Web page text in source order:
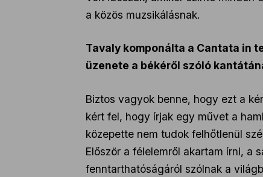
a közös muzsikálásnak.
Tavaly komponálta a Cantata in
üzenete a békéről szóló
Biztos vagyok benne, hogy ezt a
kért fel, hogy írjak egy művet a
közepette nem tudok felhőtlenül
Először a félelemről akartam írni, a
fenntarthatóságáról szólnak a